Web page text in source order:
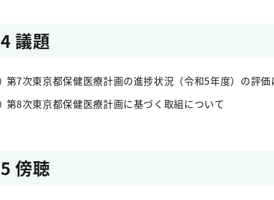
4 議題
第7次東京都保健医療計画の進捗状況（令和5年度）の評価
第8次東京都保健医療計画に基づく取組について
5 傍聴